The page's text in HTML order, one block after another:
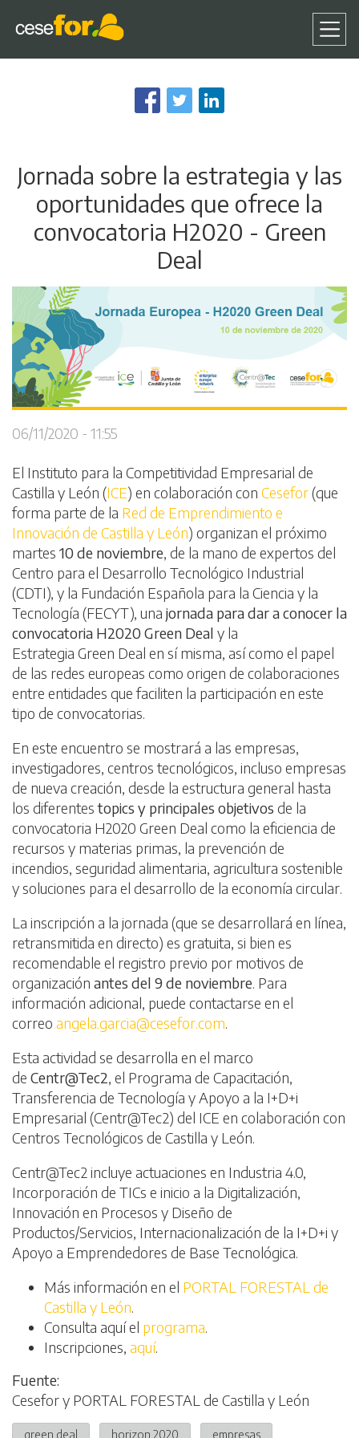
al
contenido
Jornada sobre la estrategia y las
oportunidades que ofrece la
convocatoria H2020 - Green
Deal
06/11/2020 - 11:55
El Instituto para la Competitividad Empresarial de
Castilla y León (ICE) en colaboración con Cesefor(que
forma parte de la Red de Emprendimiento e
Innovación de Castilla y León) organizan el próximo
martes 10 de noviembre, de la mano de expertos del
Centro para el Desarrollo Tecnológico Industrial
(CDTI), y la Fundación Española para la Ciencia y la
Tecnología (FECYT), una jornada para dar a conocer la
convocatoria H2020 Green Deal y la
Estrategia Green Deal en sí misma, así como el papel
de las redes europeas como origen de colaboraciones
entre entidades que faciliten la participación en este
tipo de convocatorias.
En este encuentro se mostrará a las empresas,
investigadores, centros tecnológicos, incluso empresas
de nueva creación, desde la estructura general hasta
los diferentestopics y principales objetivos de la
convocatoria H2020 Green Deal como la eficiencia de
recursos y materias primas, la prevención de
incendios, seguridad alimentaria, agricultura sostenible
y soluciones para el desarrollo de la economía circular.
La inscripción a la jornada (que se desarrollará en línea,
retransmitida en directo) es gratuita, si bien es
recomendable el registro previo por motivos de
organización antes del 9 de noviembre. Para
información adicional, puede contactarse en el
correo angela.garcia@cesefor.com.
Esta actividad se desarrolla en el marco
de Centr@Tec2, el Programa de Capacitación,
Transferencia de Tecnología y Apoyo a la I+D+i
Empresarial (Centr@Tec2) del ICE en colaboración con
Centros Tecnológicos de Castilla y León.
Centr@Tec2 incluye actuaciones en Industria 4.0,
Incorporación de TICs e inicio a la Digitalización,
Innovación en Procesos y Diseño de
Productos/Servicios, Internacionalización de la I+D+i y
Apoyo a Emprendedores de Base Tecnológica.
Más información en el PORTAL FORESTAL de
Castilla y León.
Consulta aquí el programa.
Inscripciones, aquí.
Fuente:
Cesefor y PORTAL FORESTAL de Castilla y León
green deal horizon 2020 empresas